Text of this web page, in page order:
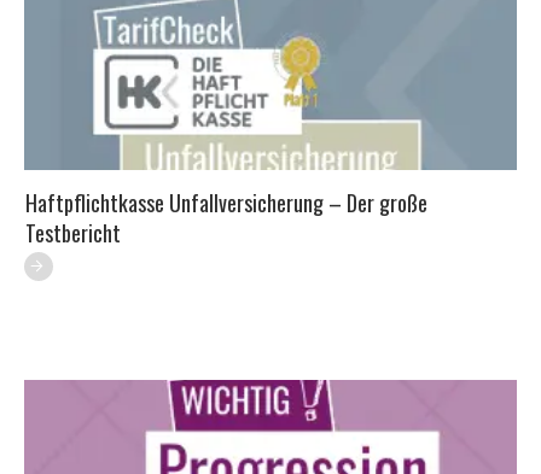
Haftpflichtkasse Unfallversicherung – Der große
Testbericht